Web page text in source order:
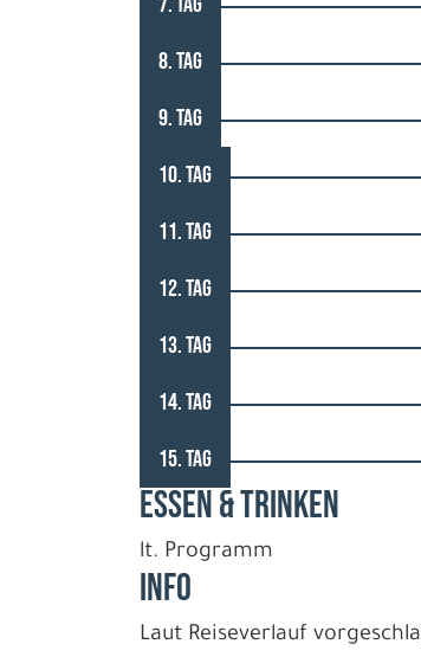
8. TAG
9. TAG
10. TAG
11. TAG
12. TAG
13. TAG
14. TAG
15. TAG
ESSEN & TRINKEN
lt. Programm
INFO
Laut Reiseverlauf